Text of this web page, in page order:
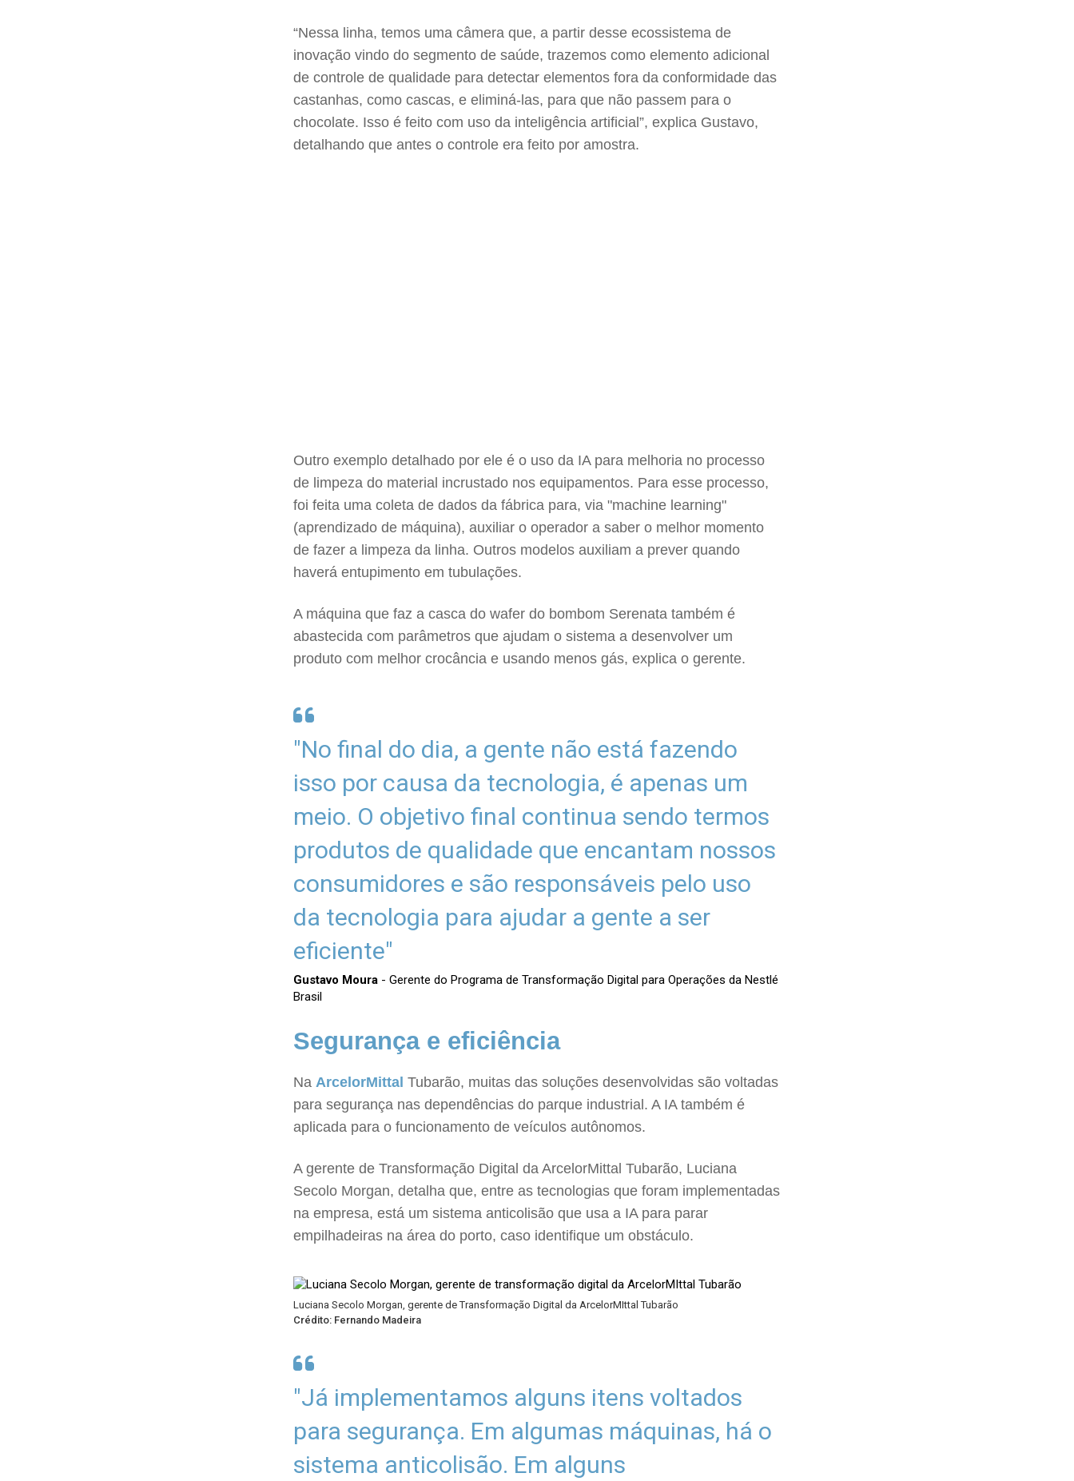
“Nessa linha, temos uma câmera que, a partir desse ecossistema de
inovação vindo do segmento de saúde, trazemos como elemento adicional
de controle de qualidade para detectar elementos fora da conformidade das
castanhas, como cascas, e eliminá-las, para que não passem para o
chocolate. Isso é feito com uso da inteligência artificial”, explica Gustavo,
detalhando que antes o controle era feito por amostra.
Outro exemplo detalhado por ele é o uso da IA para melhoria no processo
de limpeza do material incrustado nos equipamentos. Para esse processo,
foi feita uma coleta de dados da fábrica para, via "machine learning"
(aprendizado de máquina), auxiliar o operador a saber o melhor momento
de fazer a limpeza da linha. Outros modelos auxiliam a prever quando
haverá entupimento em tubulações.
A máquina que faz a casca do wafer do bombom Serenata também é
abastecida com parâmetros que ajudam o sistema a desenvolver um
produto com melhor crocância e usando menos gás, explica o gerente.
"No final do dia, a gente não está fazendo
isso por causa da tecnologia, é apenas um
meio. O objetivo final continua sendo termos
produtos de qualidade que encantam nossos
consumidores e são responsáveis pelo uso
da tecnologia para ajudar a gente a ser
eficiente"
Gustavo Moura - Gerente do Programa de Transformação Digital para Operações da Nestlé
Brasil
Segurança e eficiência
Na ArcelorMittal Tubarão, muitas das soluções desenvolvidas são voltadas
para segurança nas dependências do parque industrial. A IA também é
aplicada para o funcionamento de veículos autônomos.
A gerente de Transformação Digital da ArcelorMittal Tubarão, Luciana
Secolo Morgan, detalha que, entre as tecnologias que foram implementadas
na empresa, está um sistema anticolisão que usa a IA para parar
empilhadeiras na área do porto, caso identifique um obstáculo.
Luciana Secolo Morgan, gerente de Transformação Digital da ArcelorMIttal Tubarão
Crédito: Fernando Madeira
"Já implementamos alguns itens voltados
para segurança. Em algumas máquinas, há o
sistema anticolisão. Em alguns